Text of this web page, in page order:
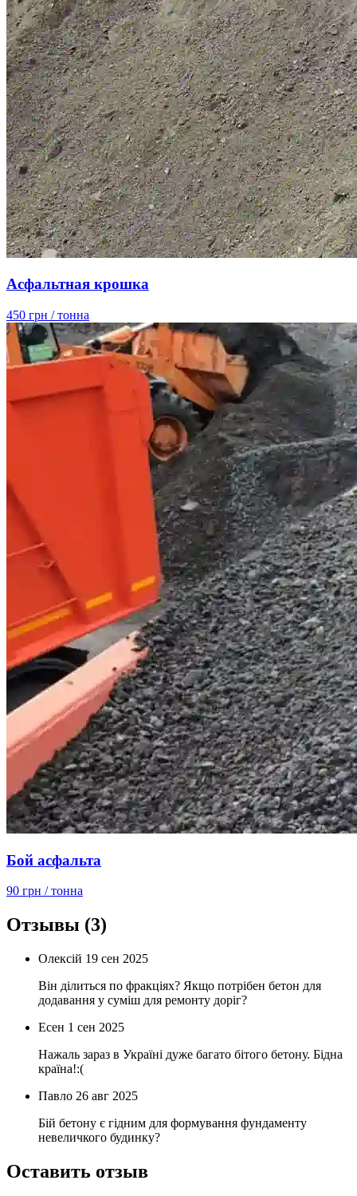
Асфальтная крошка
450 грн / тонна
Бой асфальта
90 грн / тонна
Отзывы (3)
Олексій 19 сен 2025
Він ділиться по фракціях? Якщо потрібен бетон для
додавання у суміш для ремонту доріг?
Есен 1 сен 2025
Нажаль зараз в Україні дуже багато бітого бетону. Бідна
країна!:(
Павло 26 авг 2025
Бій бетону є гідним для формування фундаменту
невеличкого будинку?
Оставить отзыв